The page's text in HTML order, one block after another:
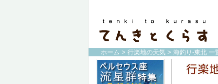
ホーム > 行楽地の天気 > 海釣り-東北 一